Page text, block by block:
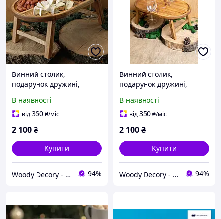
Винний столик,
подарунок дружині,
подарунок подрузі,
сестрі, подарунок на день
В наявності
від350₴/міс
2 100₴
Купити
Woody Decory - магазин оригінальних подарунків 94%
Винний столик,
подарунок дружині,
подарунок подрузі,
сестрі, подарунок на день
В наявності
від350₴/міс
2 100₴
Купити
Woody Decory - магазин оригінальних подарунків 94%